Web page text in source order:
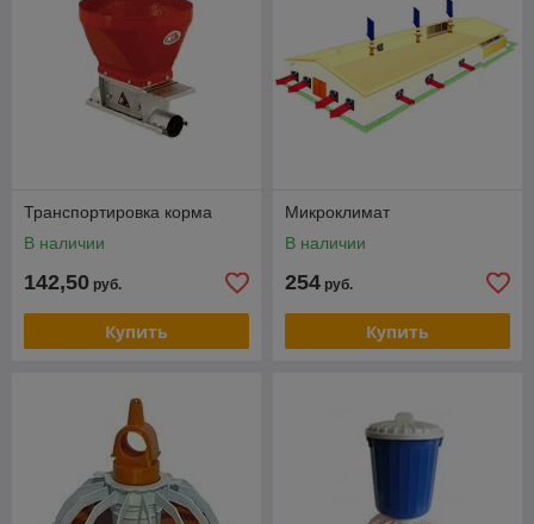
Транспортировка корма
В наличии
142,50 руб.
Купить
Микроклимат
В наличии
254 руб.
Купить